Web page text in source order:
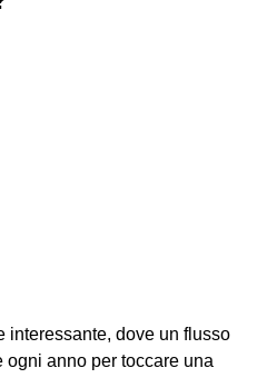
interessante, dove un flusso
anno per toccare una